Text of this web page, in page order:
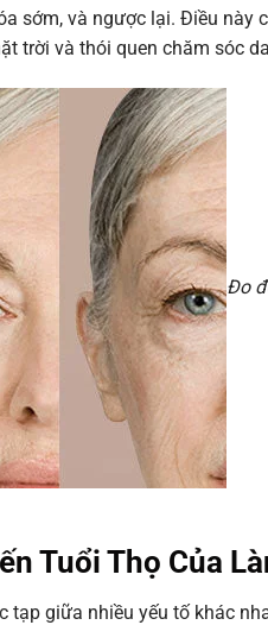
sớm, và ngược lại. Điều này
trời và thói quen chăm sóc
Đo
Tuổi Thọ Của
giữa nhiều yếu tố khác